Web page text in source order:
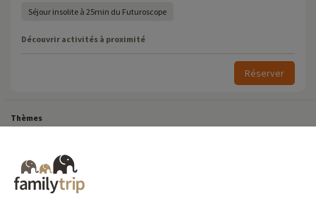
Séjour insolite à 25min du Futuroscope
Découvrir activités à proximité
Réserver
Thèmes
Court séjour de dernière minute
Court séjour Insolite
Destinations